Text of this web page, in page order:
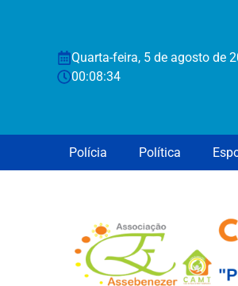
Quarta-feira, 5 de agosto de
00:08:35
Polícia Política